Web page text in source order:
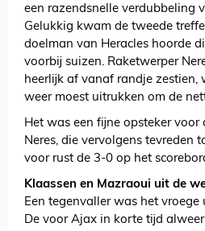
een razendsnelle verdubbeling
Gelukkig kwam de tweede
doelman van Heracles hoorde
voorbij suizen. Raketwerper
heerlijk af vanaf randje zestien,
weer moest uitrukken om de
Het was een fijne opsteker voor
Neres, die vervolgens tevreden
voor rust de 3-0 op het
Klaassen en Mazraoui uit de
Een tegenvaller was het
De voor Ajax in korte tijd